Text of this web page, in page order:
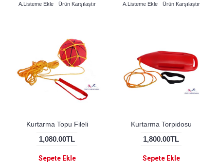
A.Listeme Ekle Ürün Karşılaştır A.Listeme Ekle Ürün Karşılaştır
Kurtarma Topu Fileli
1,080.00TL
Sepete Ekle
Kurtarma Torpidosu
1,800.00TL
Sepete Ekle